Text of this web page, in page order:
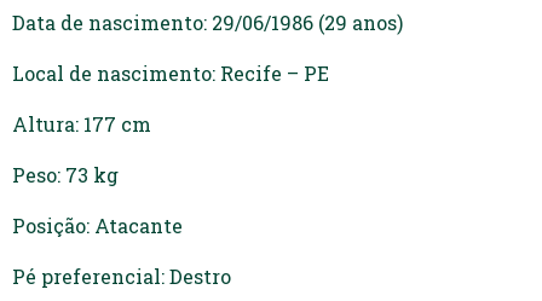
Data de nascimento: 29/06/1986 (29 anos)
Local de nascimento: Recife – PE
Altura: 177 cm
Peso: 73 kg
Posição: Atacante
Pé preferencial: Destro